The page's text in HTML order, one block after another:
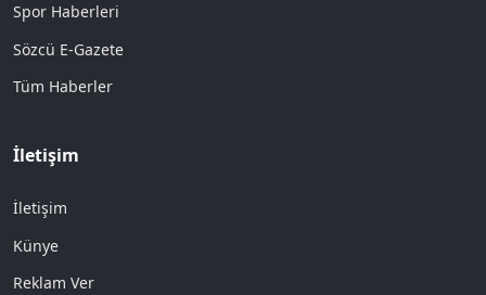
Spor Haberleri
Sözcü E-Gazete
Tüm Haberler
İletişim
İletişim
Künye
Reklam Ver